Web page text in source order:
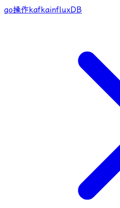
go操作kafkainfluxDB